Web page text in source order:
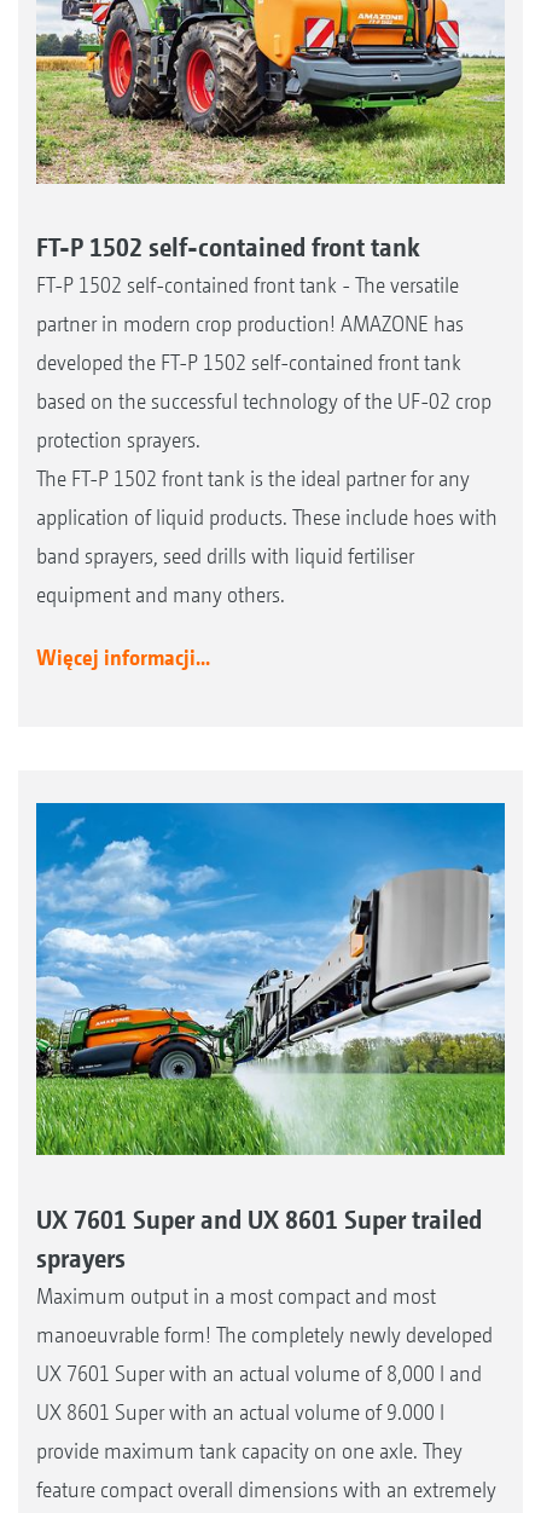
FT-P 1502 self-contained front tank
FT-P 1502 self-contained front tank - The versatile
partner in modern crop production! AMAZONE has
developed the FT-P 1502 self-contained front tank
based on the successful technology of the UF-02 crop
protection sprayers.
The FT-P 1502 front tank is the ideal partner for any
application of liquid products. These include hoes with
band sprayers, seed drills with liquid fertiliser
equipment and many others.
Więcej informacji...
UX 7601 Super and UX 8601 Super trailed
sprayers
Maximum output in a most compact and most
manoeuvrable form! The completely newly developed
UX 7601 Super with an actual volume of 8,000 l and
UX 8601 Super with an actual volume of 9.000 l
provide maximum tank capacity on one axle. They
feature compact overall dimensions with an extremely